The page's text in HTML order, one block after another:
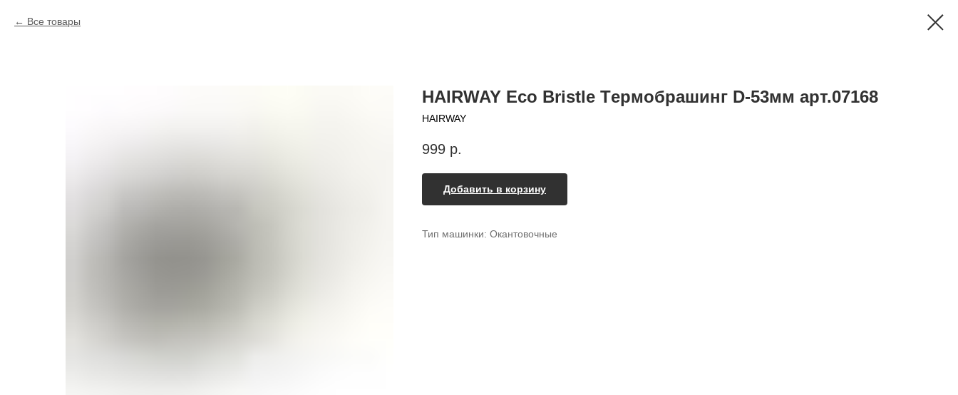
Все товары
HAIRWAY Eco Bristle Tермобрашинг D-53мм арт.07168
HAIRWAY
999 р.
Добавить в корзину
Тип машинки: Окантовочные